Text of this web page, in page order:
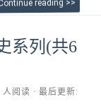
reading >>
系列(共6
人阅读 · 最后更新: